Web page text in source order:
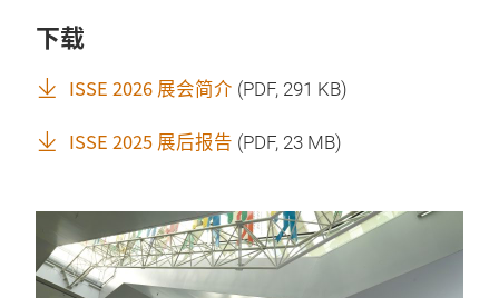
下载
ISSE 2026 展会简介 (PDF, 291 KB)
ISSE 2025 展后报告 (PDF, 23 MB)